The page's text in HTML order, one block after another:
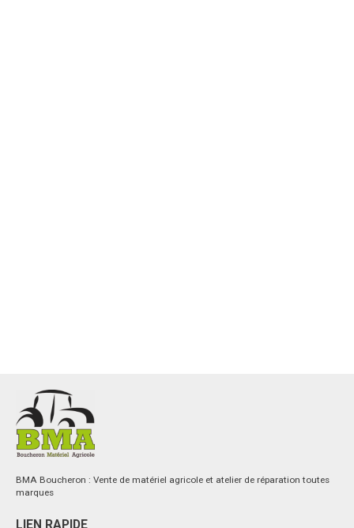
BMA Boucheron : Vente de matériel agricole et atelier de réparation toutes
marques
LIEN RAPIDE